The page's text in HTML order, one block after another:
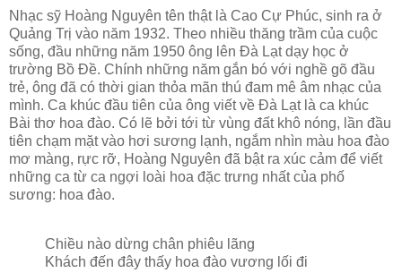
Nhạc sỹ Hoàng Nguyên tên thật là Cao Cự Phúc, sinh ra ở
Quảng Trị vào năm 1932. Theo nhiều thăng trầm của cuộc
sống, đầu những năm 1950 ông lên Đà Lạt dạy học ở
trường Bồ Đề. Chính những năm gắn bó với nghề gõ đầu
trẻ, ông đã có thời gian thỏa mãn thú đam mê âm nhạc của
mình. Ca khúc đầu tiên của ông viết về Đà Lạt là ca khúc
Bài thơ hoa đào. Có lẽ bởi tới từ vùng đất khô nóng, lần đầu
tiên chạm mặt vào hơi sương lạnh, ngắm nhìn màu hoa đào
mơ màng, rực rỡ, Hoàng Nguyên đã bật ra xúc cảm để viết
những ca từ ca ngợi loài hoa đặc trưng nhất của phố
sương: hoa đào.
Chiều nào dừng chân phiêu lãng
Khách đến đây thấy hoa đào vương lối đi